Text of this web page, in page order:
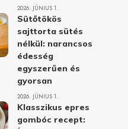
2026. JÚNIUS 1.
Sütőtökös
sajttorta sütés
nélkül: narancsos
édesség
egyszerűen és
gyorsan
2026. JÚNIUS 1.
Klasszikus epres
gombóc recept: